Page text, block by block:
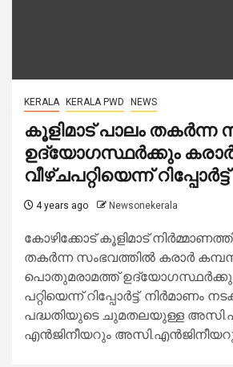
KERALA KERALA PWD NEWS
കൂളിമാട് പാലം തകര്‍ന്ന
ഉദ്യോഗസ്ഥര്‍ക്കും
വീഴ്ചപറ്റിയെന്ന് റിപ്പോര്‍ട്ട്‌
4 years ago Newsonekerala
കോഴിക്കോട് കൂളിമാട്
തകര്‍ന്ന സംഭവത്തില്‍ കരാര്‍
പൊതുമരാമത്ത്
പറ്റിയെന്ന് റിപ്പോര്‍ട്ട്. നിര്‍മാണം
പദ്ധതിയുടെ ചുമതലയുള്ള
എന്‍ജിനീയറും